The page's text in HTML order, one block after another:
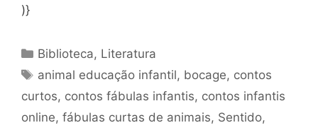
)}
Categorias
Biblioteca, Literatura
Tags
animal educação infantil, bocage, contos
curtos, contos fábulas infantis, contos infantis
online, fábulas curtas de animais, Sentido,